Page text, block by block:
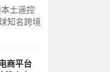
土遥控
知名跨境
商平台